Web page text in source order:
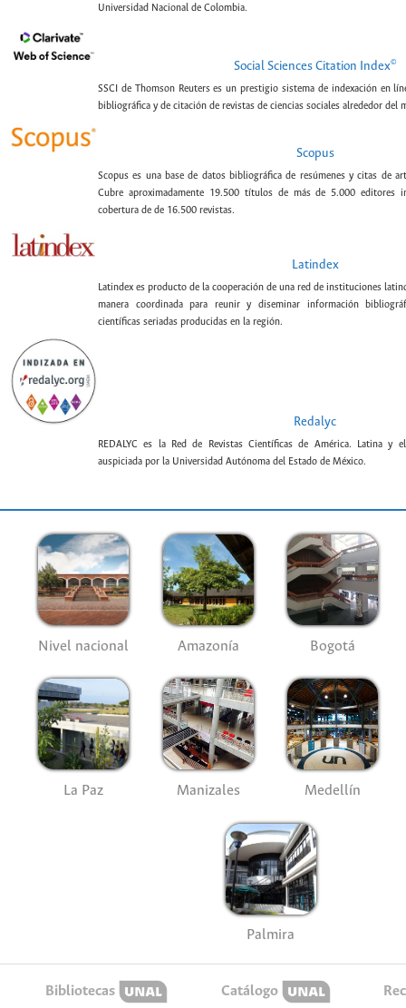
Universidad Nacional de Colombia.
Social Sciences Citation Index©
SSCI de Thomson Reuters es un prestigio sistema de indexación en
bibliográfica y de citación de revistas de ciencias sociales alrededor del
Scopus
Scopus es una base de datos bibliográfica de resúmenes y citas de
Cubre aproximadamente 19.500 títulos de más de 5.000 editores
cobertura de de 16.500 revistas.
Latindex
Latindex es producto de la cooperación de una red de instituciones
manera coordinada para reunir y diseminar información
científicas seriadas producidas en la región.
Redalyc
REDALYC es la Red de Revistas Científicas de América. Latina y
auspiciada por la Universidad Autónoma del Estado de México.
Nivel nacional Amazonía Bogotá
La Paz Manizales Medellín
Palmira
Bibliotecas Catálogo